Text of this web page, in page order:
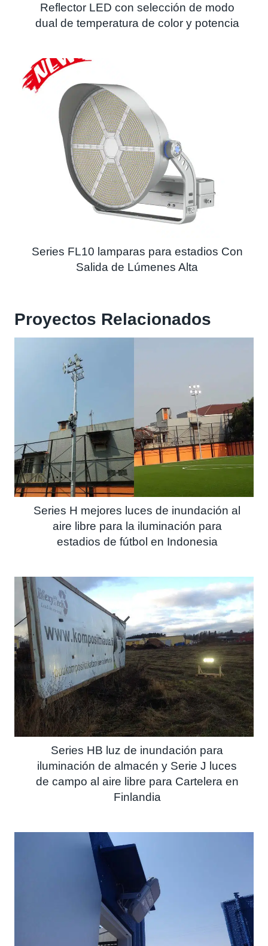
Reflector LED con selección de modo
dual de temperatura de color y potencia
Series FL10 lamparas para estadios Con
Salida de Lúmenes Alta
Proyectos Relacionados
Series H mejores luces de inundación al
aire libre para la iluminación para
estadios de fútbol en Indonesia
Series HB luz de inundación para
iluminación de almacén y Serie J luces
de campo al aire libre para Cartelera en
Finlandia